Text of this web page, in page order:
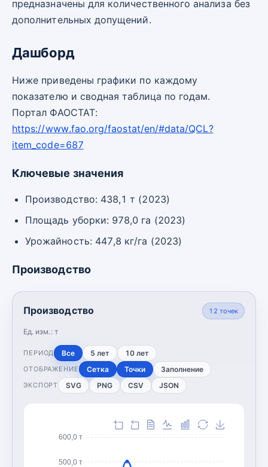
предназначены для количественного анализа без
дополнительных допущений.
Дашборд
Ниже приведены графики по каждому
показателю и сводная таблица по годам.
Портал ФАОСТАТ:
https://www.fao.org/faostat/en/#data/QCL?
item_code=687
Ключевые значения
Производство: 438,1 т (2023)
Площадь уборки: 978,0 га (2023)
Урожайность: 447,8 кг/га (2023)
Производство
Производство
Ед. изм.: т
12 точек
ПЕРИОД Все 5 лет 10 лет
ОТОБРАЖЕНИЕ Сетка Точки Заполнение
ЭКСПОРТ SVG PNG CSV JSON
500,0 т
600,0 т